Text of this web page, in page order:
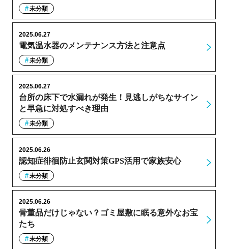
未分類
電気温水器のメンテナンス方法と注意点
2025.06.27
未分類
台所の床下で水漏れが発生！見逃しがちなサイン
と早急に対処すべき理由
2025.06.27
未分類
認知症徘徊防止玄関対策GPS活用で家族安心
2025.06.26
未分類
骨董品だけじゃない？ゴミ屋敷に眠る意外なお宝
たち
2025.06.26
未分類